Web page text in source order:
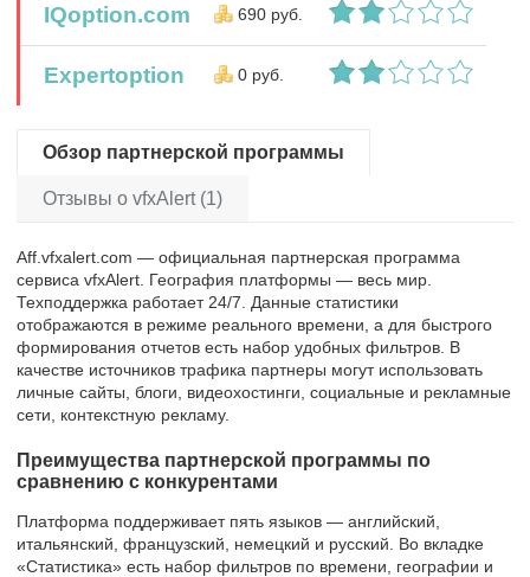
IQoption.com 690 руб.
Expertoption 0 руб.
Обзор партнерской программы
Отзывы о vfxAlert (1)
Aff.vfxalert.com — официальная партнерская программа
сервиса vfxAlert. География платформы — весь мир.
Техподдержка работает 24/7. Данные статистики
отображаются в режиме реального времени, а для быстрого
формирования отчетов есть набор удобных фильтров. В
качестве источников трафика партнеры могут использовать
личные сайты, блоги, видеохостинги, социальные и рекламные
сети, контекстную рекламу.
Преимущества партнерской программы по
сравнению с конкурентами
Платформа поддерживает пять языков — английский,
итальянский, французский, немецкий и русский. Во вкладке
«Статистика» есть набор фильтров по времени, географии и